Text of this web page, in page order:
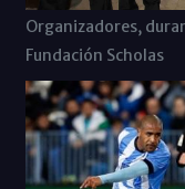
Organizadores,
Fundación Scholas